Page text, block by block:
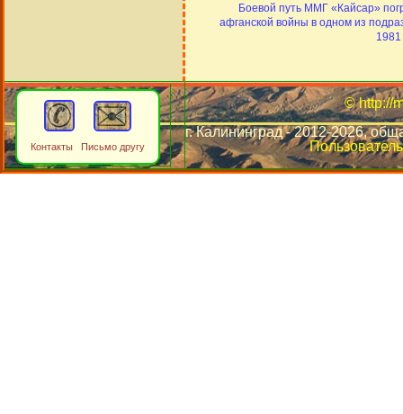
Боевой путь ММГ «Кайсар»
афганской войны в одном из
1981
Контакты Письмо другу
© http://
г. Калининград - 2012-2026,